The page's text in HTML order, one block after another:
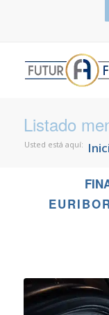
Listado
Usted está aquí: